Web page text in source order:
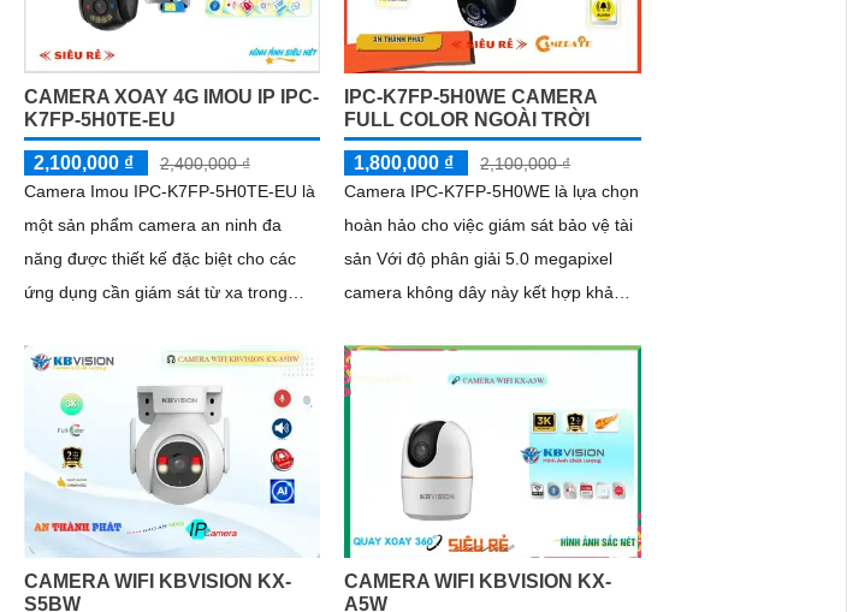
CAMERA XOAY 4G IMOU IP IPC-
K7FP-5H0TE-EU
2,100,000 ₫
2,400,000 ₫
Camera Imou IPC-K7FP-5H0TE-EU là
một sản phẩm camera an ninh đa
năng được thiết kế đặc biệt cho các
ứng dụng cần giám sát từ xa trong
Imou IPC-K7FP-5H0TE-EU hỗ trợ
công nghệ hồng ngoại với khả năng
nhìn đêm lên đến 30 mét.
IPC-K7FP-5H0WE CAMERA
FULL COLOR NGOÀI TRỜI
1,800,000 ₫
2,100,000 ₫
Camera IPC-K7FP-5H0WE là lựa chọn
hoàn hảo cho việc giám sát bảo vệ tài
sản Với độ phân giải 5.0 megapixel
camera không dây này kết hợp khả
minh và phát hiện hình dáng người
CAMERA WIFI KBVISION KX-
S5BW
CAMERA WIFI KBVISION KX-
A5W